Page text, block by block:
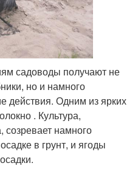
садоводы получают не
но и намного
действия. Одним из ярких
. Культура,
созревает намного
в грунт, и ягоды